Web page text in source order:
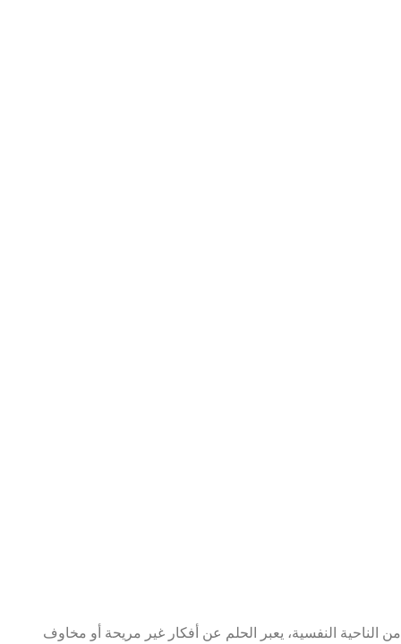
من الناحية النفسية، يعبر الحلم عن أفكار غير مريحة أو مخاوف